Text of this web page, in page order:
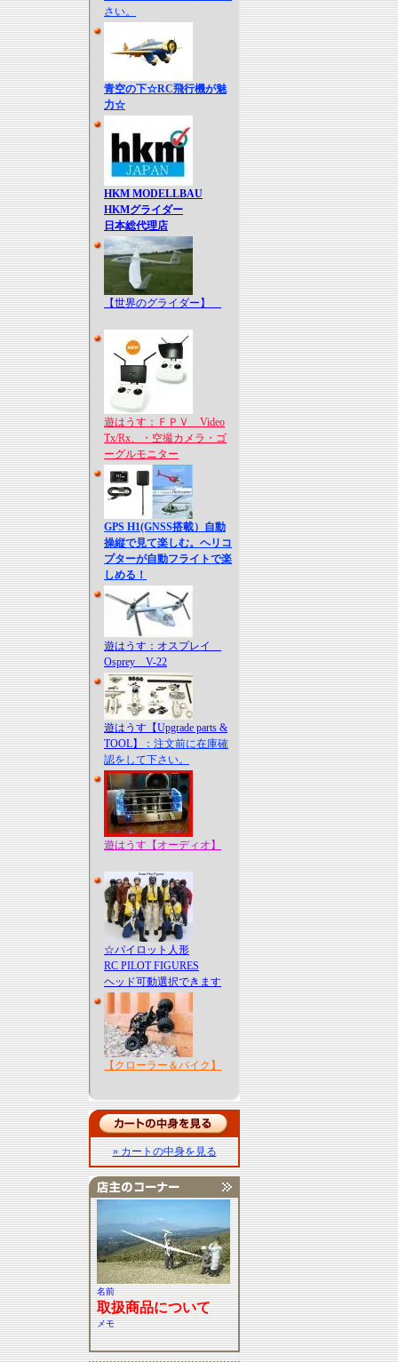
さい。
青空の下☆RC飛行機が魅
力☆
HKM MODELLBAU
HKMグライダー
日本総代理店
【世界のグライダー】
遊はうす：ＦＰＶ Video
Tx/Rx、・空撮カメラ・ゴ
ーグルモニター
GPS H1(GNSS搭載）自動
操縦で見て楽しむ。ヘリコ
プターが自動フライトで楽
しめる！
遊はうす：オスプレイ
Osprey V-22
遊はうす【Upgrade parts &
TOOL】
：注文前に在庫確
認をして下さい。
遊はうす【オーディオ】
☆パイロット人形
RC PILOT FIGURES
ヘッド可動選択できます
【クローラー＆バイク】
» カートの中身を見る
名前
取扱商品について
メモ